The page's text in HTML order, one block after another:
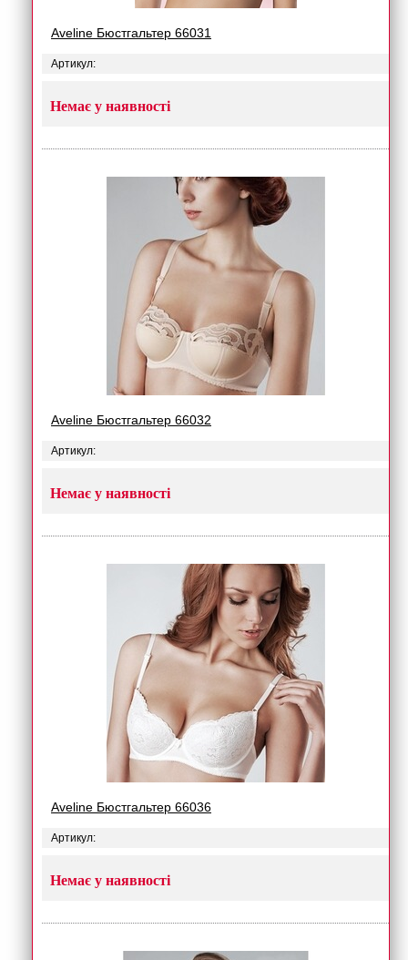
Aveline Бюстгальтер 66031
Артикул:
Немає у наявності
Aveline Бюстгальтер 66032
Артикул:
Немає у наявності
Aveline Бюстгальтер 66036
Артикул:
Немає у наявності